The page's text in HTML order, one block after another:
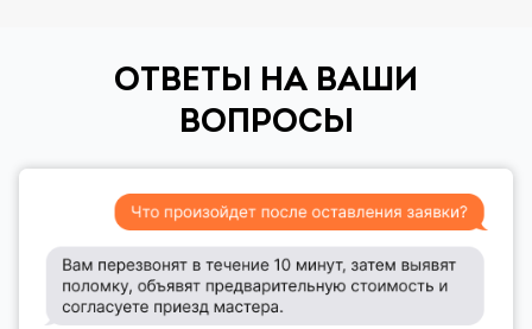
ОТВЕТЫ НА ВАШИ
ВОПРОСЫ